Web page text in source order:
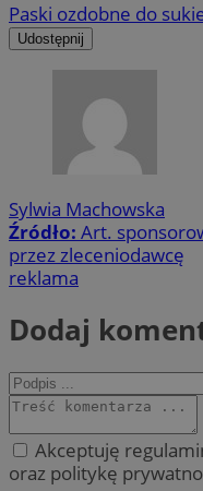
Paski ozdobne do
Udostępnij
Sylwia Machowska
Źródło: Art.
przez zleceniodawcę
reklama
Dodaj
Akceptuję
oraz politykę